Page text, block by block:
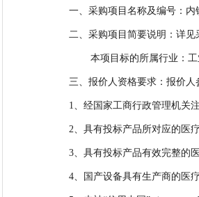
一、采购项目名称及编号 ： 内
二、采购项目简要说明：详见
本项目标的所属行业：工
三、报价人资格要求： 报价人
1、经国家工商行政管理机关
2、 具有投标产品所对应的医
3、具有投标产品有效完整的
4、国产设备具有生产商的医